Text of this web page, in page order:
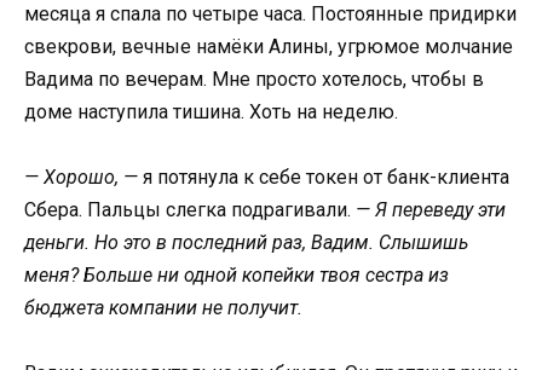
месяца я спала по четыре часа. Постоянные придирки
свекрови, вечные намёки Алины, угрюмое молчание
Вадима по вечерам. Мне просто хотелось, чтобы в
доме наступила тишина. Хоть на неделю.
— Хорошо, — я потянула к себе токен от банк-клиента
Сбера. Пальцы слегка подрагивали. — Я переведу эти
деньги. Но это в последний раз, Вадим. Слышишь
меня? Больше ни одной копейки твоя сестра из
бюджета компании не получит.